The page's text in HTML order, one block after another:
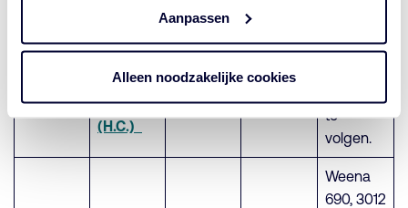
Aanpassen
Alleen noodzakelijke cookies
Markets
g
Markets
Debt
(H.C.)
2025
10:30
ing op
te
volgen.
Weena
690, 3012